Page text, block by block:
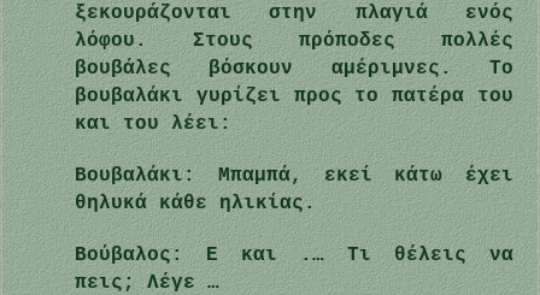
ξεκουράζονται στην πλαγιά ενός
λόφου. Στους πρόποδες πολλές
βουβάλες βόσκουν αμέριμνες. Το
βουβαλάκι γυρίζει προς το πατέρα του
και του λέει:
Βουβαλάκι: Μπαμπά, εκεί κάτω έχει
θηλυκά κάθε ηλικίας.
Βούβαλος: Ε και .… Τι θέλεις να
πεις; Λέγε …